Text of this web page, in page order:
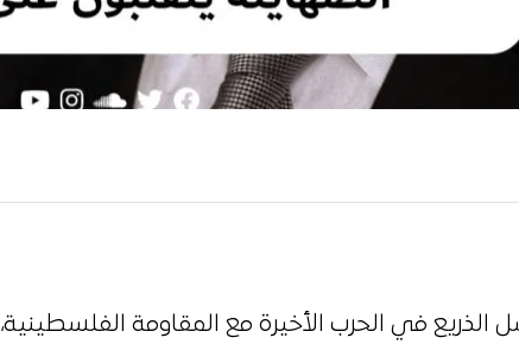
الذريع في الحرب الأخيرة مع المقاومة الفلسطينية،